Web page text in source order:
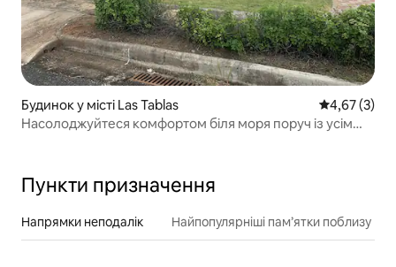
Будинок у місті Las Tablas Середня
4,67 (3)
Насолоджуйтеся комфортом біля моря поруч із усім
Пункти призначення
Напрямки неподалік Найпопулярніші пам’ятки поблизу